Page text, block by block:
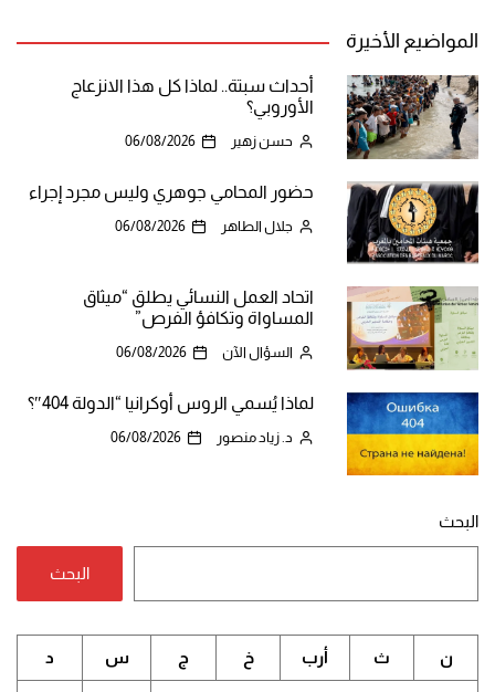
المواضيع الأخيرة
أحداث سبتة.. لماذا كل هذا الانزعاج
الأوروبي؟
حسن زهير 06/08/2026
حضور المحامي جوهري وليس مجرد إجراء
جلال الطاهر 06/08/2026
اتحاد العمل النسائي يطلق “ميثاق
المساواة وتكافؤ الفرص”
السؤال الآن 06/08/2026
لماذا يُسمي الروس أوكرانيا “الدولة 404″؟
د. زياد منصور 06/08/2026
البحث
البحث
ن ث أرب خ ج س د